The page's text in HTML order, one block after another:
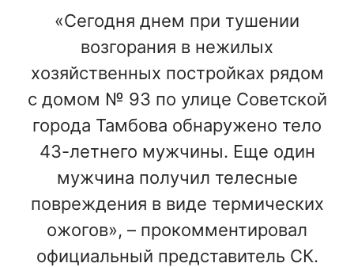
«Сегодня днем при тушении
возгорания в нежилых
хозяйственных постройках рядом
с домом № 93 по улице Советской
города Тамбова обнаружено тело
43-летнего мужчины. Еще один
мужчина получил телесные
повреждения в виде термических
ожогов», – прокомментировал
официальный представитель СК.